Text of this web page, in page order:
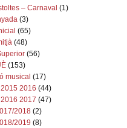
– Carnaval (1)
(3)
(65)
(48)
(56)
(153)
musical (17)
2016 (44)
2017 (47)
2018 (2)
2019 (8)